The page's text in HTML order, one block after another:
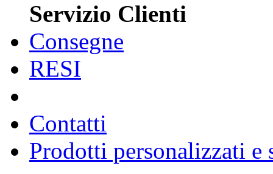
Servizio Clienti
Consegne
RESI
Contatti
Prodotti personalizzati e